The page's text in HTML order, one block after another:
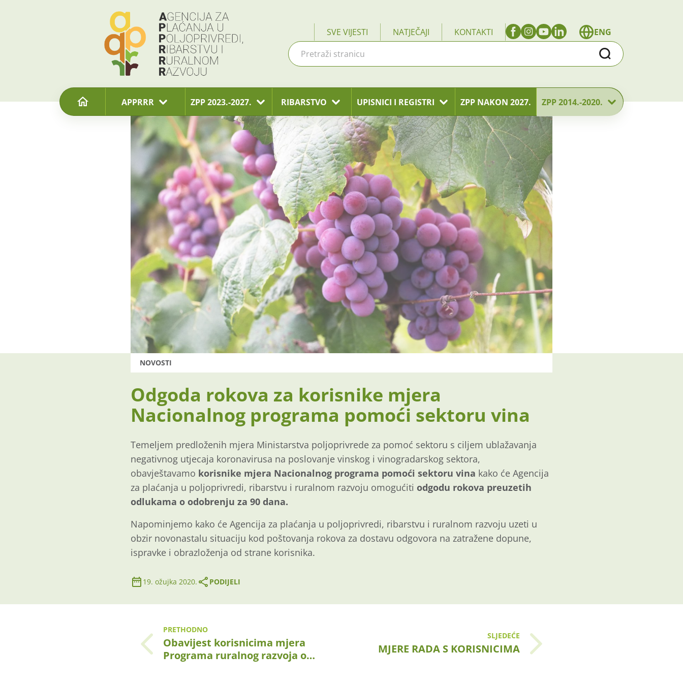
SVE VIJESTI NATJEČAJI KONTAKTI
ENG
Traži
APPRRR ZPP 2023.-2027. RIBARSTVO UPISNICI I REGISTRI ZPP NAKON 2027. ZPP 2014.-2020.
NOVOSTI
Odgoda rokova za korisnike mjera
Nacionalnog programa pomoći sektoru vina
Temeljem predloženih mjera Ministarstva poljoprivrede za pomoć sektoru s ciljem ublažavanja
negativnog utjecaja koronavirusa na poslovanje vinskog i vinogradarskog sektora,
obavještavamo korisnike mjera Nacionalnog programa pomoći sektoru vina kako će Agencija
za plaćanja u poljoprivredi, ribarstvu i ruralnom razvoju omogućiti odgodu rokova preuzetih
odlukama o odobrenju za 90 dana.
Napominjemo kako će Agencija za plaćanja u poljoprivredi, ribarstvu i ruralnom razvoju uzeti u
obzir novonastalu situaciju kod poštovanja rokova za dostavu odgovora na zatražene dopune,
ispravke i obrazloženja od strane korisnika.
19. ožujka 2020. PODIJELI
PRETHODNO
Obavijest korisnicima mjera
Programa ruralnog razvoja o…
SLJEDEĆE
MJERE RADA S KORISNICIMA